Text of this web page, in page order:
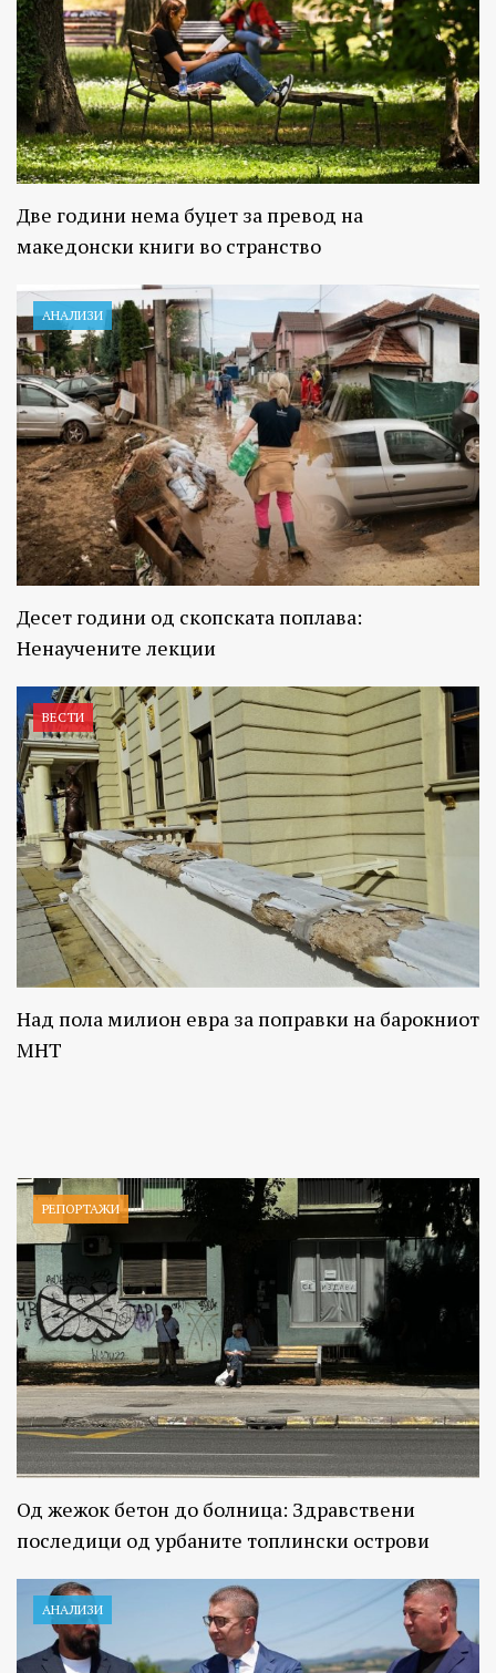
Две години нема буџет за превод на
македонски книги во странство
АНАЛИЗИ
Десет години од скопската поплава:
Ненаучените лекции
ВЕСТИ
Над пола милион евра за поправки на барокниот
МНТ
РЕПОРТАЖИ
Од жежок бетон до болница: Здравствени
последици од урбаните топлински острови
АНАЛИЗИ